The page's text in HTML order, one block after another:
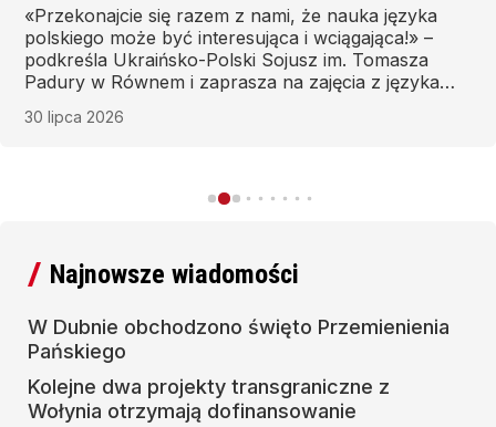
«Przekonajcie się razem z nami, że nauka języka
polskiego może być interesująca i wciągająca!» –
podkreśla Ukraińsko-Polski Sojusz im. Tomasza
Padury w Równem i zaprasza na zajęcia z języka
sierpnia, natomiast zajęcia – 1 września.
30 lipca 2026
Najnowsze wiadomości
W Dubnie obchodzono święto Przemienienia
Pańskiego
Kolejne dwa projekty transgraniczne z
Wołynia otrzymają dofinansowanie